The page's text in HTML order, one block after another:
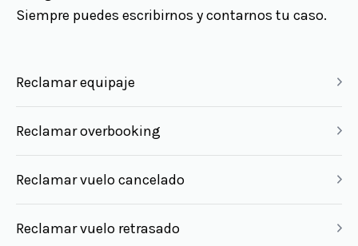
Siempre puedes escribirnos y contarnos tu caso.
Reclamar equipaje
Reclamar overbooking
Reclamar vuelo cancelado
Reclamar vuelo retrasado